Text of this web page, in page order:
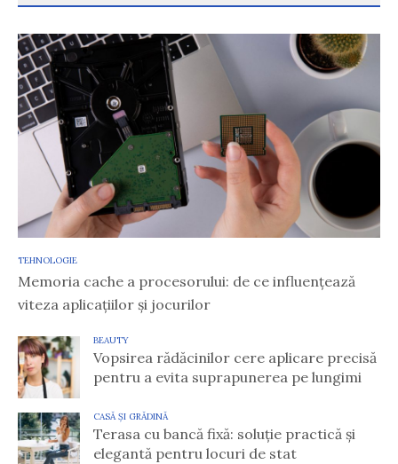
TEHNOLOGIE
Memoria cache a procesorului: de ce influențează
viteza aplicațiilor și jocurilor
BEAUTY
Vopsirea rădăcinilor cere aplicare precisă
pentru a evita suprapunerea pe lungimi
CASĂ ȘI GRĂDINĂ
Terasa cu bancă fixă: soluție practică și
elegantă pentru locuri de stat